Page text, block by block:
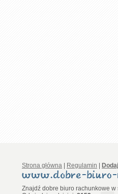
Strona główna Regulamin
Znajdź dobre biuro rachunkowe w